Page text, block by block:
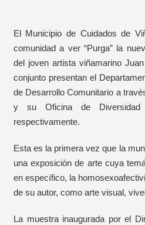
El Municipio de Cuidados de
comunidad a ver “Purga” la
del joven artista viñamarino
conjunto presentan el
de Desarrollo Comunitario a
y su Oficina de Diversidad
respectivamente.
Esta es la primera vez que la
una exposición de arte cuya
en específico, la
de su autor, como arte visual,
La muestra inaugurada por el